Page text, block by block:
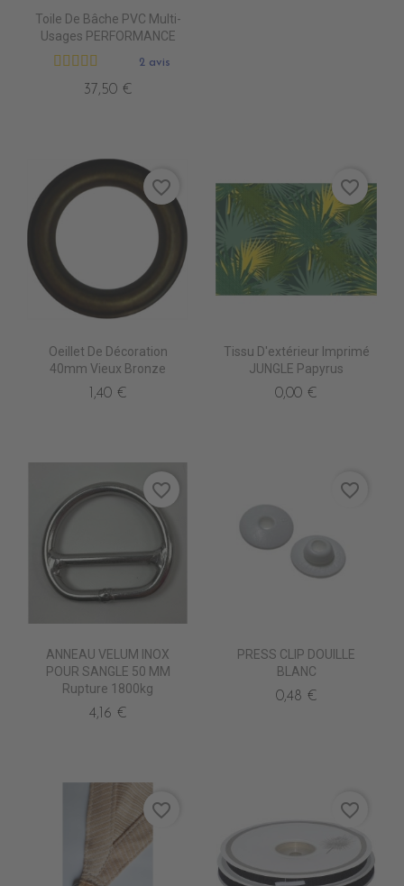
Toile De Bâche PVC Multi-
Usages PERFORMANCE
2 avis
37,50 €
Oeillet De Décoration
40mm Vieux Bronze
1,40 €
favorite_border
Tissu D'extérieur Imprimé
JUNGLE Papyrus
0,00 €
favorite_border
ANNEAU VELUM INOX
POUR SANGLE 50 MM
Rupture 1800kg
4,16 €
favorite_border
PRESS CLIP DOUILLE
BLANC
0,48 €
favorite_border
favorite_border favorite_border